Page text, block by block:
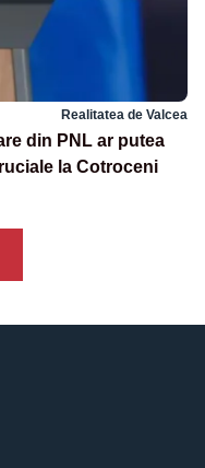
Realitatea de Valcea
din PNL ar putea
la Cotroceni